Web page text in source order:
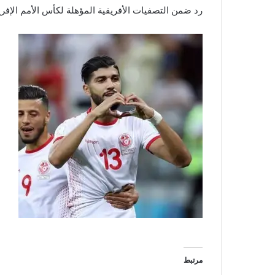
رد ضمن التصفيات الأفريقية المؤهلة لكأس الأمم الإفريقية 2021
مرتبط